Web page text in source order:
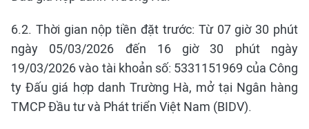
6.2. Thời gian nộp tiền đặt trước: Từ 07 giờ 30 phút
ngày 05/03/2026 đến 16 giờ 30 phút ngày
19/03/2026 vào tài khoản số: 5331151969 của Công
ty Đấu giá hợp danh Trường Hà, mở tại Ngân hàng
TMCP Đầu tư và Phát triển Việt Nam (BIDV).